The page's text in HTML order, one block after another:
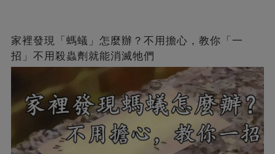
家裡發現「螞蟻」怎麼辦？不用擔心，教你「一
招」不用殺蟲劑就能消滅牠們